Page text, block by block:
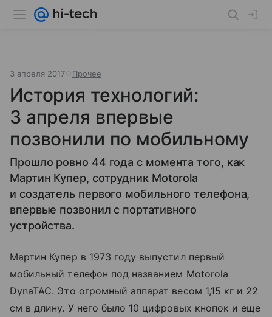
3 апреля 2017 Прочее
История технологий:
3 апреля впервые
позвонили по мобильному
Прошло ровно 44 года с момента того, как
Мартин Купер, сотрудник Motorola
и создатель первого мобильного телефона,
впервые позвонил с портативного
устройства.
Мартин Купер в 1973 году выпустил первый
мобильный телефон под названием Motorola
DynaTAC. Это огромный аппарат весом 1,15 кг и 22
см в длину. У него было 10 цифровых кнопок и еще